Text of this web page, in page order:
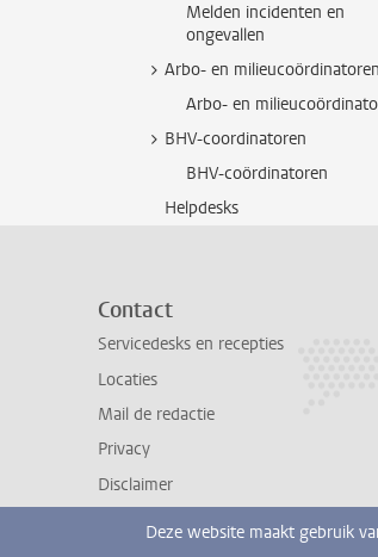
Melden incidenten en
ongevallen
Arbo- en milieucoördinatoren
Arbo- en
BHV-coordinatoren
BHV-coördinatoren
Helpdesks
Contact
Servicedesks en recepties
Locaties
Mail de redactie
Privacy
Disclaimer
Deze website maakt gebruik